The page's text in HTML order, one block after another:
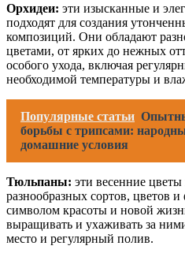
Орхидеи: эти изысканные и
подходят для создания
композиций. Они обладают
цветами, от ярких до нежных
особого ухода, включая
необходимой температуры и
Популярные статьи
борьбы с трипсами:
домашние условия
Тюльпаны: эти весенние
разнообразных сортов, цветов
символом красоты и новой
выращивать и ухаживать за
место и регулярный полив.